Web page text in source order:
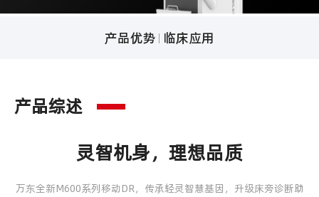
产品优势 临床应用
产品综述
灵智机身，理想品质
万东全新M600系列移动DR，传承轻灵智慧基因，升级床旁诊断助